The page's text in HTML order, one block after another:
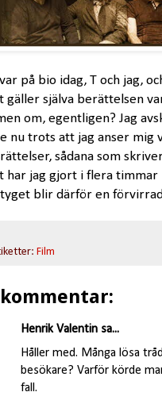
på bio idag, T och jag,
gäller själva berättelsen
om, egentligen? Jag
nu trots att jag anser mig
sådana som
har jag gjort i flera timmar
blir därför en
Film
Henrik Valentin sa...
Håller med. Många lösa
besökare? Varför körde
fall.